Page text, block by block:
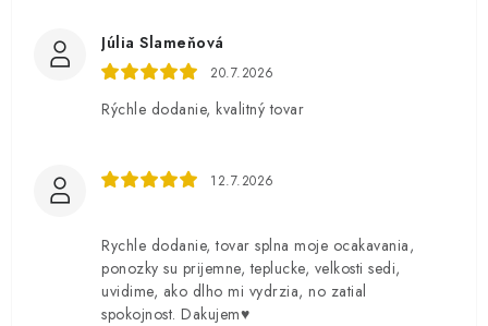
Júlia Slameňová
20.7.2026
Rýchle dodanie, kvalitný tovar
12.7.2026
Rychle dodanie, tovar splna moje ocakavania,
ponozky su prijemne, teplucke, velkosti sedi,
uvidime, ako dlho mi vydrzia, no zatial
spokojnost. Dakujem♥️